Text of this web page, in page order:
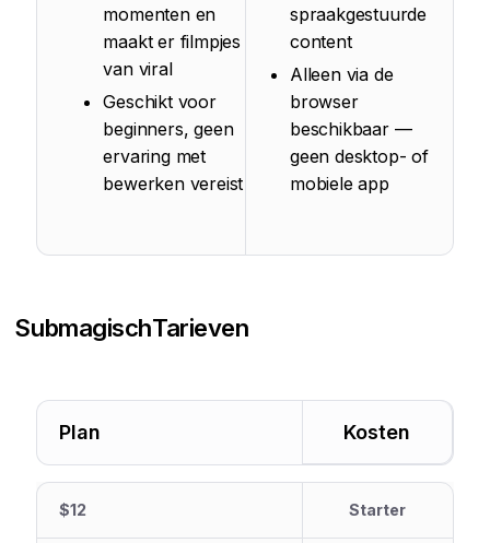
momenten en
maakt er filmpjes
van viral
Geschikt voor
beginners, geen
ervaring met
bewerken vereist
spraakgestuurde
content
Alleen via de
browser
beschikbaar —
geen desktop- of
mobiele app
SubmagischTarieven
Plan Kosten
$12 Starter